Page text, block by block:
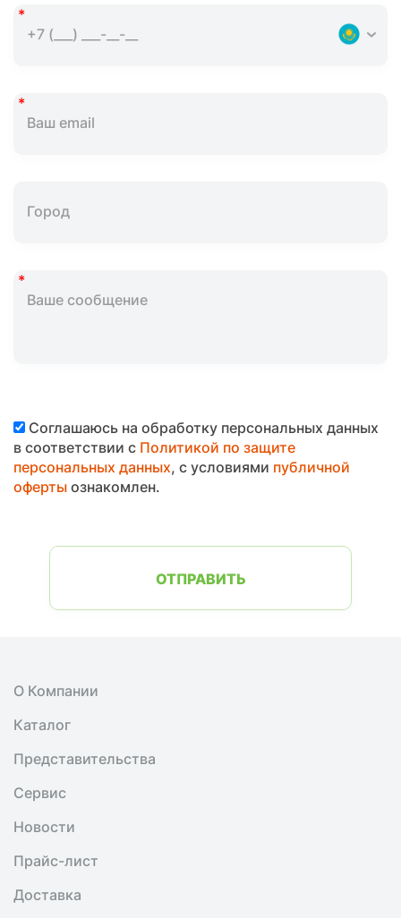
Соглашаюсь на обработку персональных данных
в соответствии с Политикой по защите
персональных данных, с условиями публичной
офертыознакомлен.
ОТПРАВИТЬ
О Компании
Каталог
Представительства
Сервис
Новости
Прайс-лист
Доставка